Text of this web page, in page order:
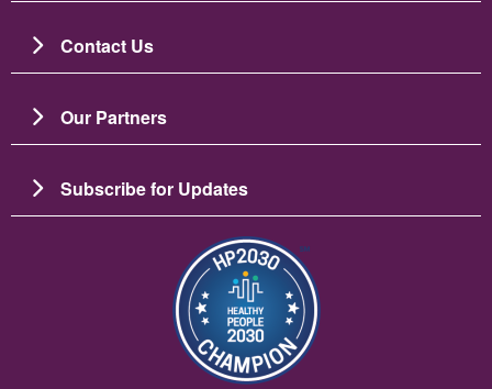
Contact Us
Our Partners
Subscribe for Updates
ပုံရိပ်